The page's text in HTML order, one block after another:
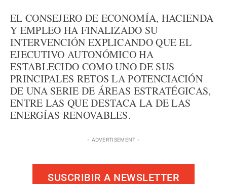
EL CONSEJERO DE ECONOMÍA, HACIENDA
Y EMPLEO HA FINALIZADO SU
INTERVENCIÓN EXPLICANDO QUE EL
EJECUTIVO AUTONÓMICO HA
ESTABLECIDO COMO UNO DE SUS
PRINCIPALES RETOS LA POTENCIACIÓN
DE UNA SERIE DE ÁREAS ESTRATÉGICAS,
ENTRE LAS QUE DESTACA LA DE LAS
ENERGÍAS RENOVABLES.
- ADVERTISEMENT -
SUSCRIBIR A NEWSLETTER